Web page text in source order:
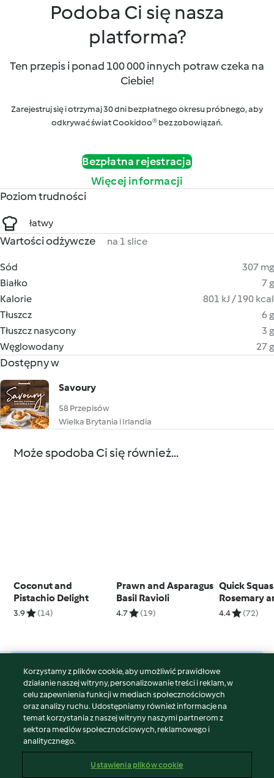
Podoba Ci się nasza
platforma?
Ten przepis i ponad 100 000 innych potraw czeka na
Ciebie!
Zarejestruj się i otrzymaj 30 dni bezpłatnego okresu próbnego, aby
odkrywać świat Cookidoo® bez zobowiązań.
Bezpłatna rejestracja
Więcej informacji
Poziom trudności
łatwy
Wartości odżywcze na 1 slice
Sód
307 mg
Białko
7 g
Kalorie
801 kJ / 190 kcal
Tłuszcz
6 g
Tłuszcz nasycony
3 g
Węglowodany
27 g
Dostępny w
Savoury
58 Przepisów
Wielka Brytania i Irlandia
Może spodoba Ci się również...
Coconut and
Pistachio Delight
3.9 (14)
Prawn and Asparagus
Basil Ravioli
4.7 (19)
Quick
Rosemary
Parmesan
4.4 (72)
© Copyright 2026
Warunki korzystania
Polityka prywatności
Disclaimer
Znak wydawcy
Korzystamy z plików cookie, aby umożliwić prawidłowe
działanie naszej witryny, personalizowanie treści i reklam, w
celu zapewnienia funkcji w mediach społecznościowych
oraz analizy ruchu. Udostępniamy również informacje na
temat korzystania z naszej witryny naszymi partnerom z
sektora mediów społecznościowych, reklamowego i
analitycznego.
Ustawienia plików cookie